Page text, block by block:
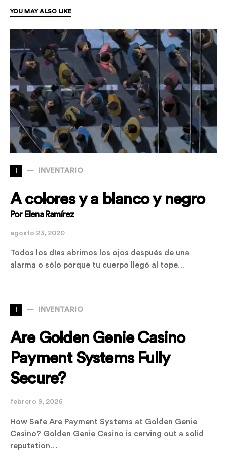
YOU MAY ALSO LIKE
I INVENTARIO
A colores y a blanco y negro
Por Elena Ramírez
agosto 23, 2020
Todos los días abrimos los ojos después de una
alarma o sólo porque tu cuerpo llegó al tope…
I INVENTARIO
Are Golden Genie Casino
Payment Systems Fully
Secure?
febrero 9, 2026
How Safe Are Payment Systems at Golden Genie
Casino? Golden Genie Casino is carving out a solid
reputation…